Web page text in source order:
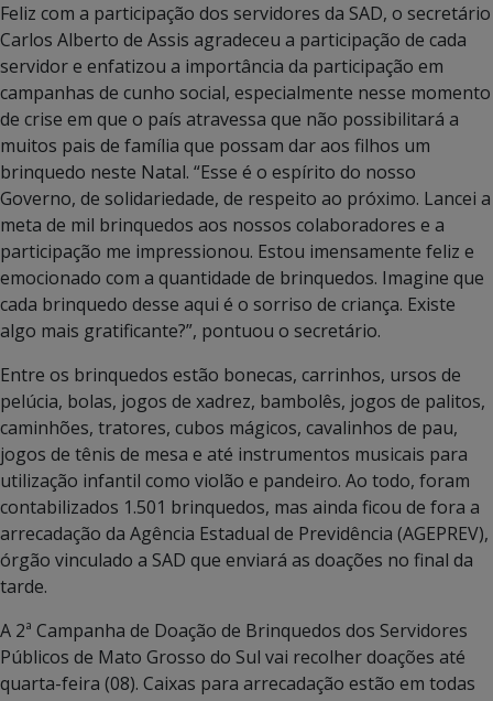
Feliz com a participação dos servidores da SAD, o secretário
Carlos Alberto de Assis agradeceu a participação de cada
servidor e enfatizou a importância da participação em
campanhas de cunho social, especialmente nesse momento
de crise em que o país atravessa que não possibilitará a
muitos pais de família que possam dar aos filhos um
brinquedo neste Natal. “Esse é o espírito do nosso
Governo, de solidariedade, de respeito ao próximo. Lancei a
meta de mil brinquedos aos nossos colaboradores e a
participação me impressionou. Estou imensamente feliz e
emocionado com a quantidade de brinquedos. Imagine que
cada brinquedo desse aqui é o sorriso de criança. Existe
algo mais gratificante?”, pontuou o secretário.
Entre os brinquedos estão bonecas, carrinhos, ursos de
pelúcia, bolas, jogos de xadrez, bambolês, jogos de palitos,
caminhões, tratores, cubos mágicos, cavalinhos de pau,
jogos de tênis de mesa e até instrumentos musicais para
utilização infantil como violão e pandeiro. Ao todo, foram
contabilizados 1.501 brinquedos, mas ainda ficou de fora a
arrecadação da Agência Estadual de Previdência (AGEPREV),
órgão vinculado a SAD que enviará as doações no final da
tarde.
A 2ª Campanha de Doação de Brinquedos dos Servidores
Públicos de Mato Grosso do Sul vai recolher doações até
quarta-feira (08). Caixas para arrecadação estão em todas